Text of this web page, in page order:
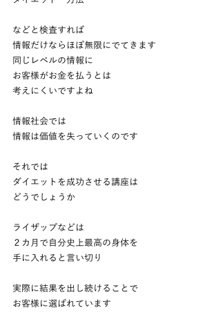
などと検査すれば
情報だけならほぼ無限にでてきます
同じレベルの情報に
お客様がお金を払うとは
考えにくいですよね
情報社会では
情報は価値を失っていくのです
それでは
ダイエットを成功させる講座は
どうでしょうか
ライザップなどは
２カ月で自分史上最高の身体を
手に入れると言い切り
実際に結果を出し続けることで
お客様に選ばれています